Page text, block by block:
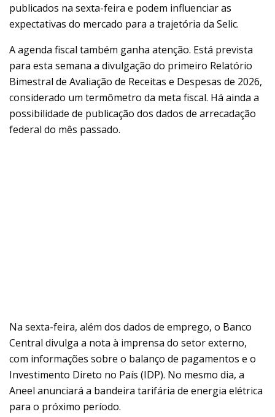
publicados na sexta-feira e podem influenciar as
expectativas do mercado para a trajetória da Selic.
A agenda fiscal também ganha atenção. Está prevista
para esta semana a divulgação do primeiro Relatório
Bimestral de Avaliação de Receitas e Despesas de 2026,
considerado um termômetro da meta fiscal. Há ainda a
possibilidade de publicação dos dados de arrecadação
federal do mês passado.
Na sexta-feira, além dos dados de emprego, o Banco
Central divulga a nota à imprensa do setor externo,
com informações sobre o balanço de pagamentos e o
Investimento Direto no País (IDP). No mesmo dia, a
Aneel anunciará a bandeira tarifária de energia elétrica
para o próximo período.